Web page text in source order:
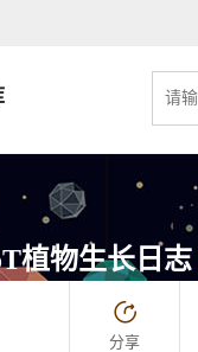
植物生长日志
分享